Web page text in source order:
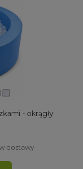
- okrągły
dostawy